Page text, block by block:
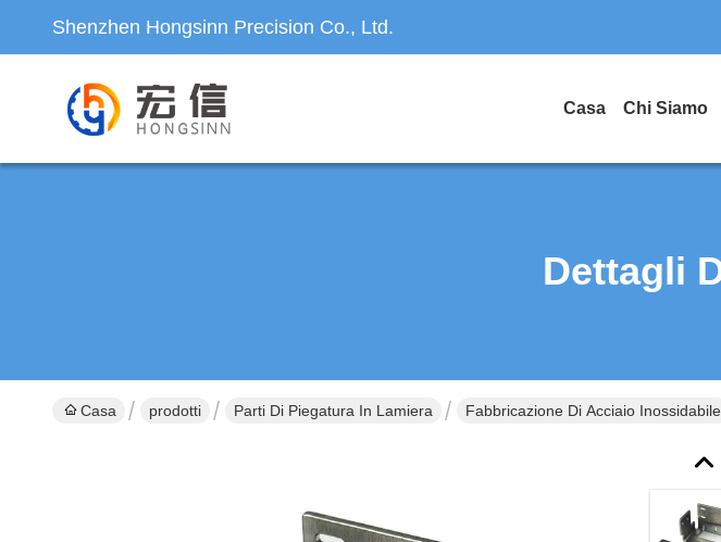
Shenzhen Hongsinn Precision Co., Ltd.
Casa Chi Siamo
Dettagli
Casa prodotti Parti Di Piegatura In Lamiera Fabbricazione Di Acciaio Inossidabile